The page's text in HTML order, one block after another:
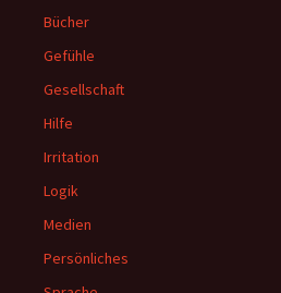
Bücher
Gefühle
Gesellschaft
Hilfe
Irritation
Logik
Medien
Persönliches